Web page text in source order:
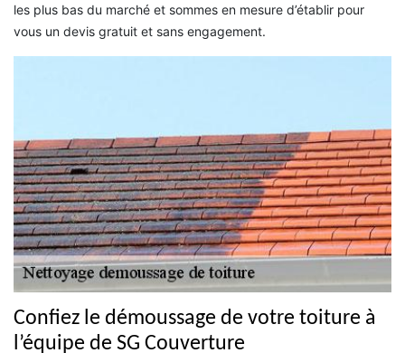
les plus bas du marché et sommes en mesure d’établir pour
vous un devis gratuit et sans engagement.
Confiez le démoussage de votre toiture à
l’équipe de SG Couverture